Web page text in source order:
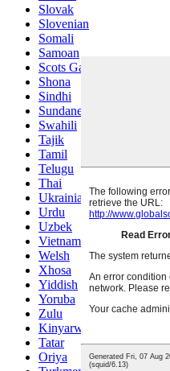
Slovak
Slovenian
Somali
Samoan
Scots Gaelic
Shona
Sindhi
Sundanese
Swahili
Tajik
Tamil
Telugu
Thai
Ukrainian
Urdu
Uzbek
Vietnamese
Welsh
Xhosa
Yiddish
Yoruba
Zulu
Kinyarwanda
Tatar
Oriya